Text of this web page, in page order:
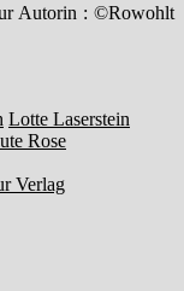
Autorin : ©Rowohlt
Lotte Laserstein
Rose
Verlag